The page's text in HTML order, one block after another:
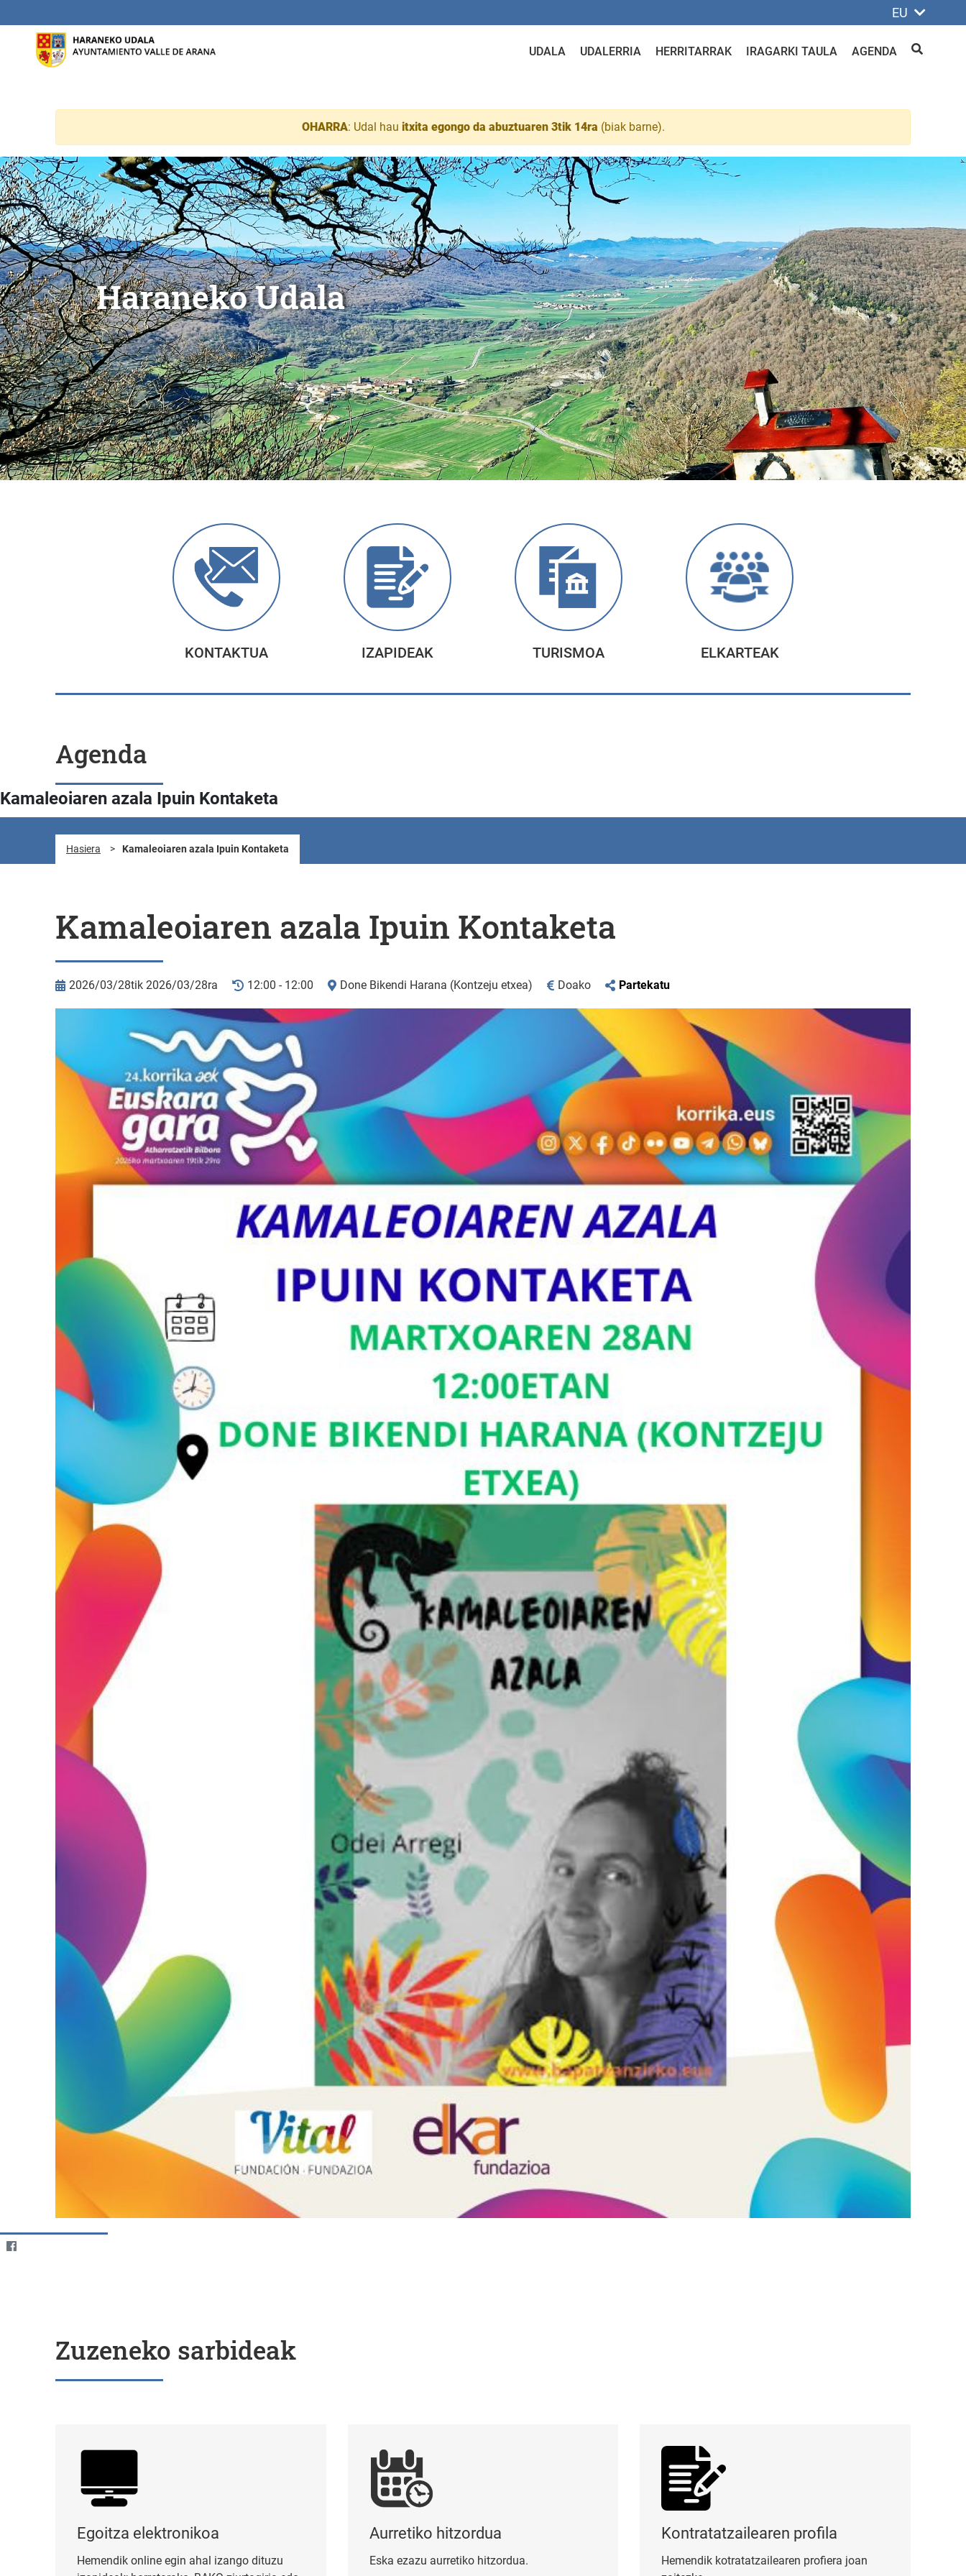
EU
UDALA UDALERRIA HERRITARRAK IRAGARKI TAULA AGENDA BILATU
OHARRA: Udal hau itxita egongo da abuztuaren 3tik 14ra (biak barne).
Haranako Udala
Alda
Anterior Siguiente
KONTAKTUA IZAPIDEAK TURISMOA ELKARTEAK
Agenda
Kamaleoiaren azala Ipuin Kontaketa
Hasiera > Kamaleoiaren azala Ipuin Kontaketa
Kamaleoiaren azala Ipuin Kontaketa
2026/03/28tik 2026/03/28ra 12:00 - 12:00 Done Bikendi Harana (Kontzeju etxea) Doako Partekatu
Zuzeneko sarbideak
Egoitza elektronikoa
Hemendik online egin ahal izango dituzu
Aurretiko hitzordua
Eska ezazu aurretiko hitzordua.
Kontratatzailearen profila
Hemendik kotratatzailearen profiera joan